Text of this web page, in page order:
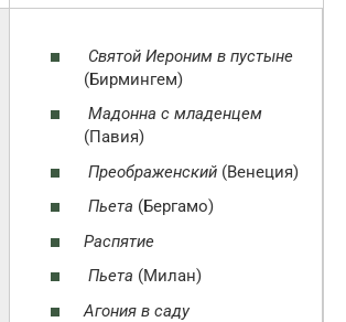
Святой Иероним в пустыне
(Бирмингем)
Мадонна с младенцем
(Павия)
Преображенский (Венеция)
Пьета (Бергамо)
Распятие
Пьета (Милан)
Агония в саду